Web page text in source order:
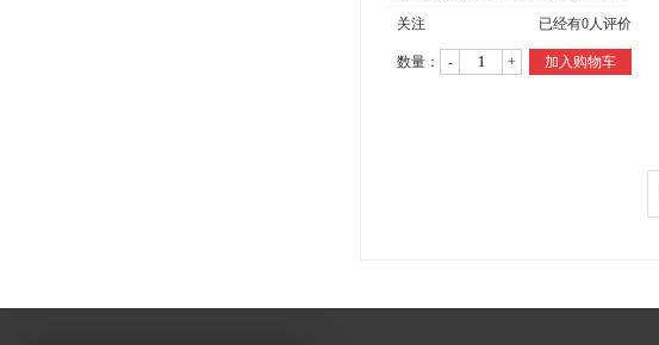
式 (75英寸/4K超高清 含移动支架 无
关注 已经有0人评价
数量： - + 加入购物车